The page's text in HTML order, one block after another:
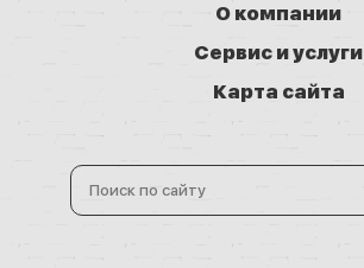
О компании
Сервис и услуги
Карта сайта